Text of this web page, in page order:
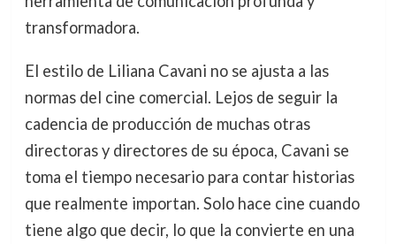
transformadora.
El estilo de Liliana Cavani no se ajusta a las
normas del cine comercial. Lejos de seguir la
cadencia de producción de muchas otras
directoras y directores de su época, Cavani se
toma el tiempo necesario para contar historias
que realmente importan. Solo hace cine cuando
tiene algo que decir, lo que la convierte en una